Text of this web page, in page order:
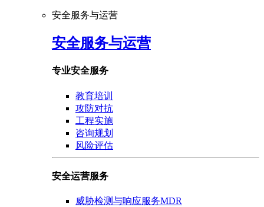
安全服务与运营
安全服务与运营
专业安全服务
教育培训
攻防对抗
工程实施
咨询规划
风险评估
安全运营服务
威胁检测与响应服务MDR